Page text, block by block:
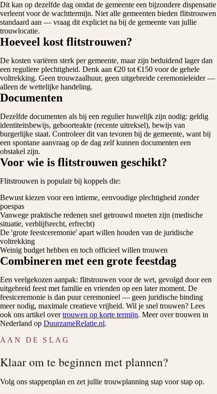
Dit kan op dezelfde dag omdat de gemeente een bijzondere dispensatie
verleent voor de wachttermijn. Niet alle gemeenten bieden flitstrouwen
standaard aan — vraag dit expliciet na bij de gemeente van jullie
trouwlocatie.
Hoeveel kost flitstrouwen?
De kosten variëren sterk per gemeente, maar zijn beduidend lager dan
een reguliere plechtigheid. Denk aan €20 tot €150 voor de gehele
voltrekking. Geen trouwzaalhuur, geen uitgebreide ceremonieleider —
alleen de wettelijke handeling.
Documenten
Dezelfde documenten als bij een regulier huwelijk zijn nodig: geldig
identiteitsbewijs, geboorteakte (recente uitreksel), bewijs van
burgerlijke staat. Controleer dit van tevoren bij de gemeente, want bij
een spontane aanvraag op de dag zelf kunnen documenten een
obstakel zijn.
Voor wie is flitstrouwen geschikt?
Flitstrouwen is populair bij koppels die:
Bewust kiezen voor een intieme, eenvoudige plechtigheid zonder
poespas
Vanwege praktische redenen snel getrouwd moeten zijn (medische
situatie, verblijfsrecht, erfrecht)
De 'grote feestceremonie' apart willen houden van de juridische
voltrekking
Weinig budget hebben en toch officieel willen trouwen
Combineren met een grote feestdag
Een veelgekozen aanpak: flitstrouwen voor de wet, gevolgd door een
uitgebreid feest met familie en vrienden op een later moment. De
feestceremonie is dan puur ceremonieel — geen juridische binding
meer nodig, maximale creatieve vrijheid. Wil je snel trouwen? Lees
ook ons artikel overtrouwen op korte termijn. Meer over trouwen in
Nederland op DuurzameRelatie.nl.
AAN DE SLAG
Klaar om te beginnen met plannen?
Volg ons stappenplan en zet jullie trouwplanning stap voor stap op.